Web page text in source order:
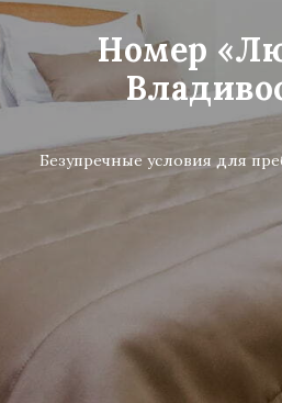
Номер
Безупречные условия для